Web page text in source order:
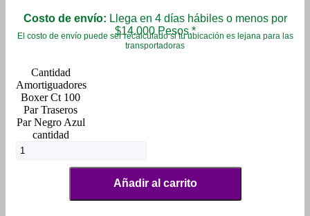
Costo de envío: Llega en 4 días hábiles o menos por
$14.000 Pesos.*
El costo de envío puede ser recalculado si tu ubicación es lejana para las
transportadoras
Amortiguadores
Boxer Ct 100
Par Traseros
Par Negro Azul
cantidad
Añadir al carrito